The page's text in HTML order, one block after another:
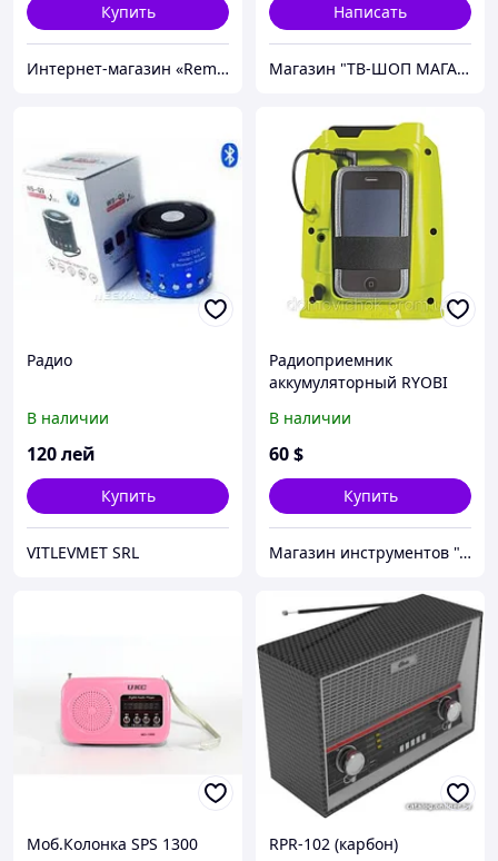
Купить
Интернет-магазин «Rem-elektronik»
Написать
Магазин "ТВ-ШОП МАГАЗИН"
Радио
В наличии
120лей
Купить
VITLEVMET SRL
Радиоприемник
аккумуляторный RYOBI
В наличии
60$
Купить
Магазин инструментов "Домовичок"
Моб.Колонка SPS 1300 RPR-102 (карбон)